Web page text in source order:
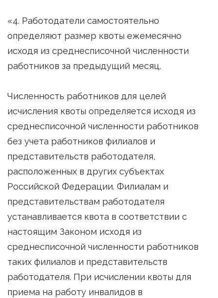
«4. Работодатели самостоятельно
определяют размер квоты ежемесячно
исходя из среднесписочной численности
работников за предыдущий месяц.
Численность работников для целей
исчисления квоты определяется исходя из
среднесписочной численности работников
без учета работников филиалов и
представительств работодателя,
расположенных в других субъектах
Российской Федерации. Филиалам и
представительствам работодателя
устанавливается квота в соответствии с
настоящим Законом исходя из
среднесписочной численности работников
таких филиалов и представительств
работодателя. При исчислении квоты для
приема на работу инвалидов в